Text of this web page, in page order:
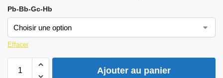
Pb-Bb-Gc-Hb
Effacer
Ajouter au panier